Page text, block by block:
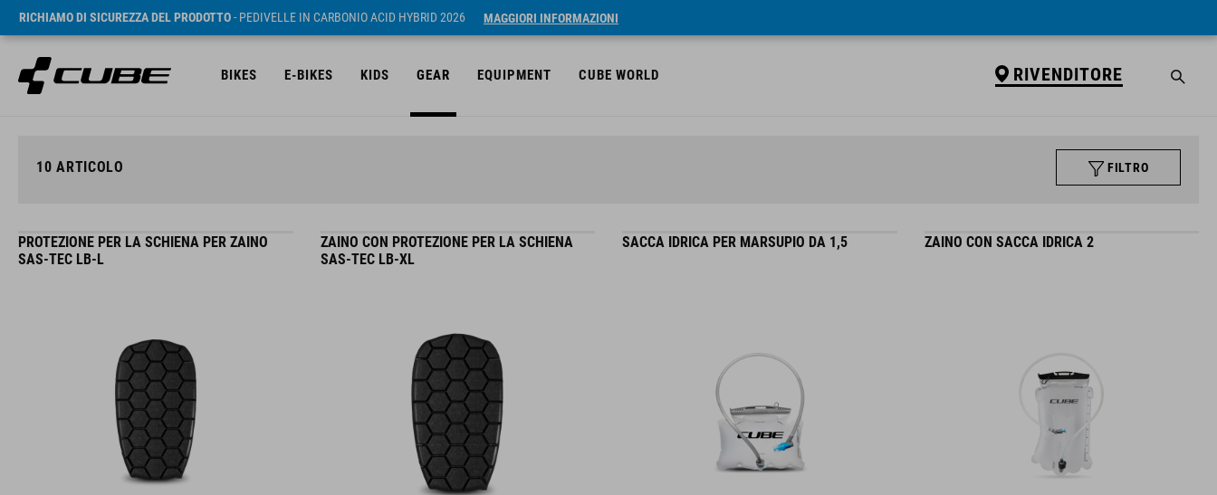
RICHIAMO DI SICUREZZA DEL PRODOTTO- PEDIVELLE IN CARBONIO ACID HYBRID 2026 MAGGIORI INFORMAZIONI
BIKES E-BIKES KIDS GEAR EQUIPMENT CUBE WORLD RIVENDITORE
10 ARTICOLO FILTRO
PROTEZIONE PER LA SCHIENA PER ZAINO
SAS-TEC LB-L
ZAINO CON PROTEZIONE PER LA SCHIENA
SAS-TEC LB-XL
SACCA IDRICA PER MARSUPIO DA 1,5 ZAINO CON SACCA IDRICA 2